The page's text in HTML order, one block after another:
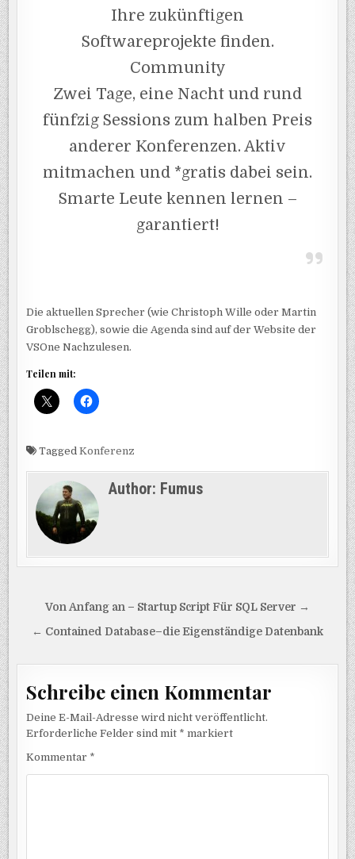
Ihre zukünftigen
Softwareprojekte finden.
Community
Zwei Tage, eine Nacht und rund
fünfzig Sessions zum halben Preis
anderer Konferenzen. Aktiv
mitmachen und *gratis dabei sein.
Smarte Leute kennen lernen –
garantiert!
Die aktuellen Sprecher (wie Christoph Wille oder Martin
Groblschegg), sowie die Agenda sind auf der Website der
VSOne Nachzulesen.
Teilen mit:
TaggedKonferenz
Author: Fumus
Beitragsnavigation
Von Anfang an – Startup Script Für SQL Server →
← Contained Database–die Eigenständige Datenbank
Schreibe einen Kommentar
Deine E-Mail-Adresse wird nicht veröffentlicht.
Erforderliche Felder sind mit * markiert
Kommentar *